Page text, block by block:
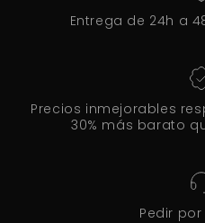
Entrega de 24h a
Precios inmejorables
30% más barato
Pedir